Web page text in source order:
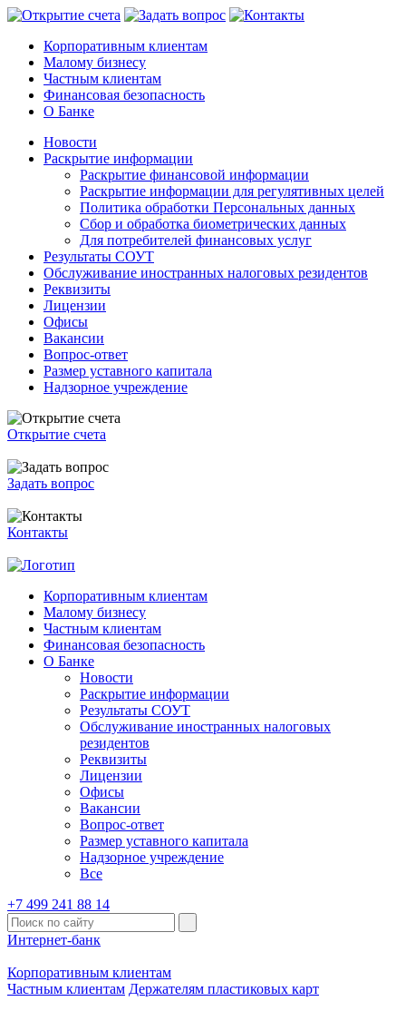
Корпоративным клиентам
Малому бизнесу
Частным клиентам
Финансовая безопасность
О Банке
Новости
Раскрытие информации
Раскрытие финансовой информации
Раскрытие информации для регулятивных целей
Политика обработки Персональных данных
Сбор и обработка биометрических данных
Для потребителей финансовых услуг
Результаты СОУТ
Обслуживание иностранных налоговых резидентов
Реквизиты
Лицензии
Офисы
Вакансии
Вопрос-ответ
Размер уставного капитала
Надзорное учреждение
Открытие счета
Задать вопрос
Контакты
Корпоративным клиентам
Малому бизнесу
Частным клиентам
Финансовая безопасность
О Банке
Новости
Раскрытие информации
Результаты СОУТ
Обслуживание иностранных налоговых
резидентов
Реквизиты
Лицензии
Офисы
Вакансии
Вопрос-ответ
Размер уставного капитала
Надзорное учреждение
Все
+7 499 241 88 14
Интернет-банк
Корпоративным клиентам
Частным клиентам Держателям пластиковых карт